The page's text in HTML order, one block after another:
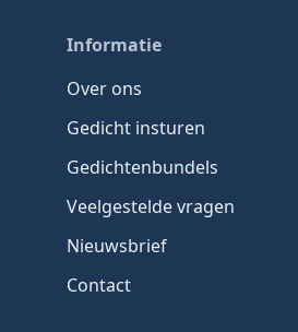
Informatie
Over ons
Gedicht insturen
Gedichtenbundels
Veelgestelde vragen
Nieuwsbrief
Contact